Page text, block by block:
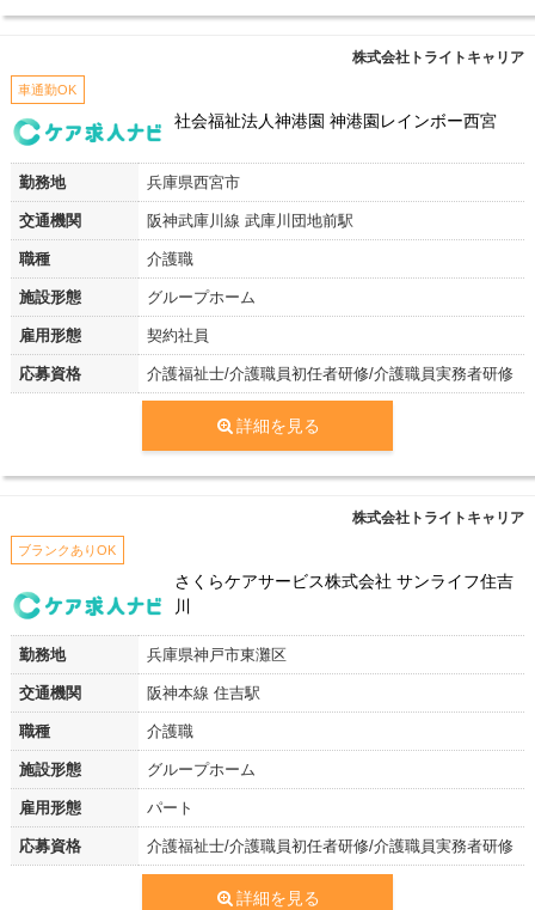
株式会社トライトキャリア
車通勤OK
社会福祉法人神港園 神港園レインボー西宮
勤務地 兵庫県西宮市
交通機関 阪神武庫川線 武庫川団地前駅
職種 介護職
施設形態 グループホーム
雇用形態 契約社員
応募資格 介護福祉士/介護職員初任者研修/介護職員実務者研修
詳細を見る
株式会社トライトキャリア
ブランクありOK
さくらケアサービス株式会社 サンライフ住吉
川
勤務地 兵庫県神戸市東灘区
交通機関 阪神本線 住吉駅
職種 介護職
施設形態 グループホーム
雇用形態 パート
応募資格 介護福祉士/介護職員初任者研修/介護職員実務者研修
詳細を見る